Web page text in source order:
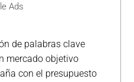
Ads
de palabras clave
mercado objetivo
con el presupuesto